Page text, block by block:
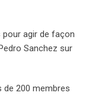
agir de façon
Sanchez sur
de 200 membres